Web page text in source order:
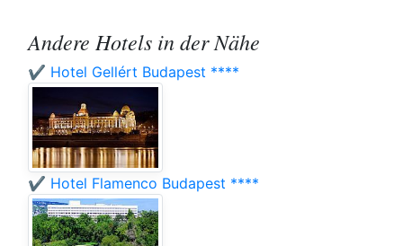
Andere Hotels in der Nähe
✔️ Hotel Gellért Budapest ****
✔️ Hotel Flamenco Budapest ****